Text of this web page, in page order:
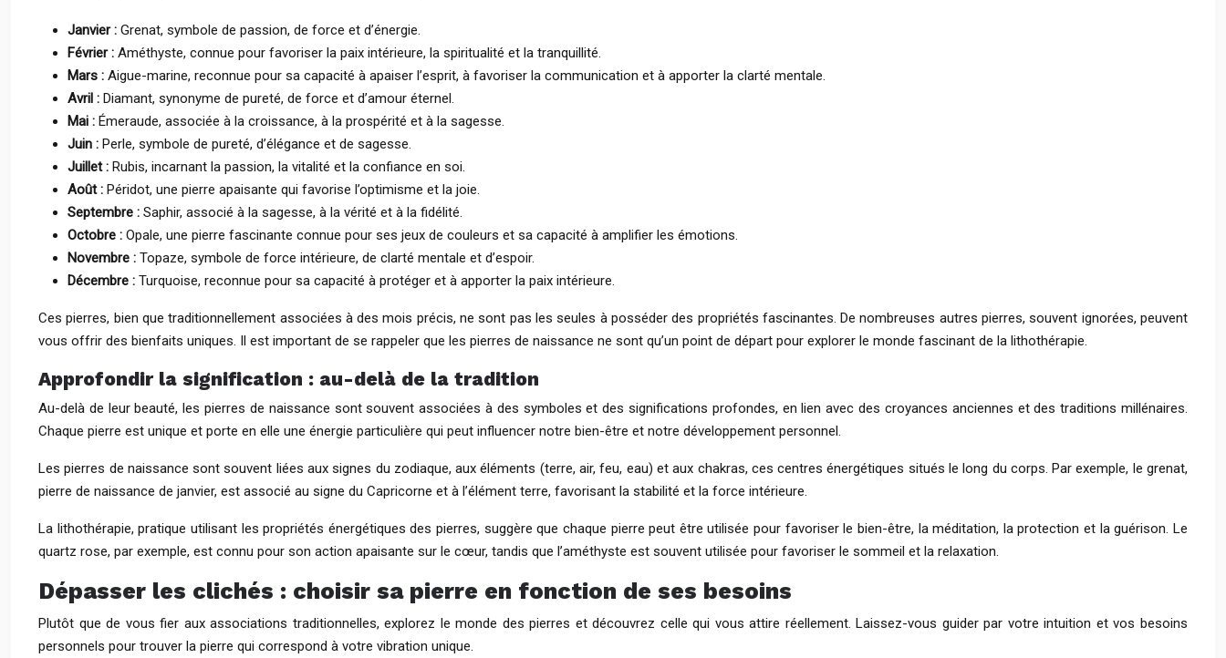
Janvier : Grenat, symbole de passion, de force et d’énergie.
Février : Améthyste, connue pour favoriser la paix intérieure, la spiritualité et la tranquillité.
Mars : Aigue-marine, reconnue pour sa capacité à apaiser l’esprit, à favoriser la communication et à apporter la clarté mentale.
Avril : Diamant, synonyme de pureté, de force et d’amour éternel.
Mai : Émeraude, associée à la croissance, à la prospérité et à la sagesse.
Juin : Perle, symbole de pureté, d’élégance et de sagesse.
Juillet : Rubis, incarnant la passion, la vitalité et la confiance en soi.
Août : Péridot, une pierre apaisante qui favorise l’optimisme et la joie.
Septembre : Saphir, associé à la sagesse, à la vérité et à la fidélité.
Octobre : Opale, une pierre fascinante connue pour ses jeux de couleurs et sa capacité à amplifier les émotions.
Novembre : Topaze, symbole de force intérieure, de clarté mentale et d’espoir.
Décembre : Turquoise, reconnue pour sa capacité à protéger et à apporter la paix intérieure.
Ces pierres, bien que traditionnellement associées à des mois précis, ne sont pas les seules à posséder des propriétés fascinantes. De nombreuses autres pierres, souvent ignorées, peuvent
vous offrir des bienfaits uniques. Il est important de se rappeler que les pierres de naissance ne sont qu’un point de départ pour explorer le monde fascinant de la lithothérapie.
Approfondir la signification : au-delà de la tradition
Au-delà de leur beauté, les pierres de naissance sont souvent associées à des symboles et des significations profondes, en lien avec des croyances anciennes et des traditions millénaires.
Chaque pierre est unique et porte en elle une énergie particulière qui peut influencer notre bien-être et notre développement personnel.
Les pierres de naissance sont souvent liées aux signes du zodiaque, aux éléments (terre, air, feu, eau) et aux chakras, ces centres énergétiques situés le long du corps. Par exemple, le grenat,
pierre de naissance de janvier, est associé au signe du Capricorne et à l’élément terre, favorisant la stabilité et la force intérieure.
La lithothérapie, pratique utilisant les propriétés énergétiques des pierres, suggère que chaque pierre peut être utilisée pour favoriser le bien-être, la méditation, la protection et la guérison. Le
quartz rose, par exemple, est connu pour son action apaisante sur le cœur, tandis que l’améthyste est souvent utilisée pour favoriser le sommeil et la relaxation.
Dépasser les clichés : choisir sa pierre en fonction de ses besoins
Plutôt que de vous fier aux associations traditionnelles, explorez le monde des pierres et découvrez celle qui vous attire réellement. Laissez-vous guider par votre intuition et vos besoins
personnels pour trouver la pierre qui correspond à votre vibration unique.